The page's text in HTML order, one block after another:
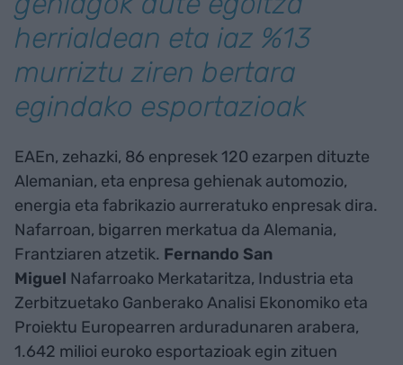
herrialdean eta iaz %13
murriztu ziren bertara
egindako esportazioak
EAEn, zehazki, 86 enpresek 120 ezarpen dituzte
Alemanian, eta enpresa gehienak automozio,
energia eta fabrikazio aurreratuko enpresak dira.
Nafarroan, bigarren merkatua da Alemania,
Frantziaren atzetik. Fernando San
Miguel Nafarroako Merkataritza, Industria eta
Zerbitzuetako Ganberako Analisi Ekonomiko eta
Proiektu Europearren arduradunaren arabera,
1.642 milioi euroko esportazioak egin zituen